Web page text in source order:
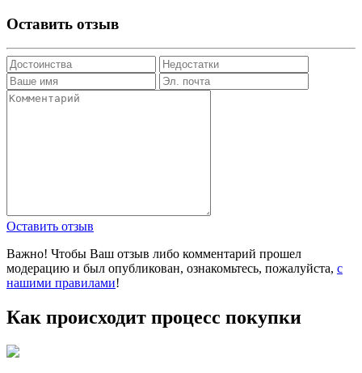
Оставить отзыв
Оставить отзыв
Важно! Чтобы Ваш отзыв либо комментарий прошел
модерацию и был опубликован, ознакомьтесь, пожалуйста, с
нашими правилами!
Как происходит процесс покупки